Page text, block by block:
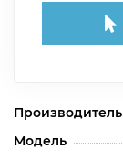
Производитель
Модель